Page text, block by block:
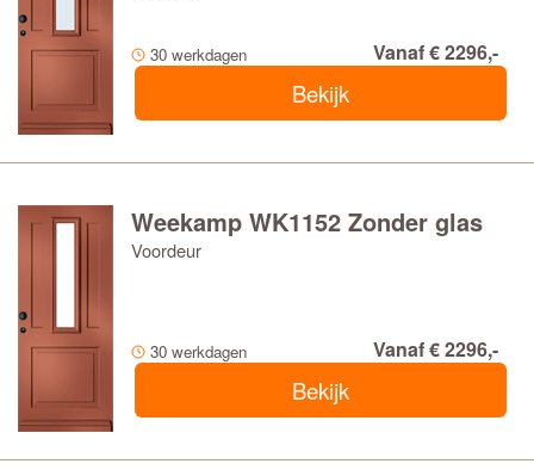
30 werkdagen Vanaf € 2296,-
Bekijk
Weekamp WK1152 Zonder glas
Voordeur
30 werkdagen Vanaf € 2296,-
Bekijk